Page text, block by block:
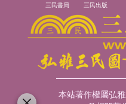
三民書局 三民出版
本站著作權屬弘